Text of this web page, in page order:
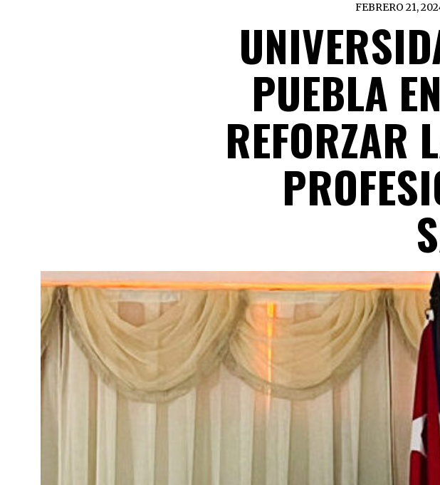
FEBRERO 21,
PUEBLA
REFORZAR